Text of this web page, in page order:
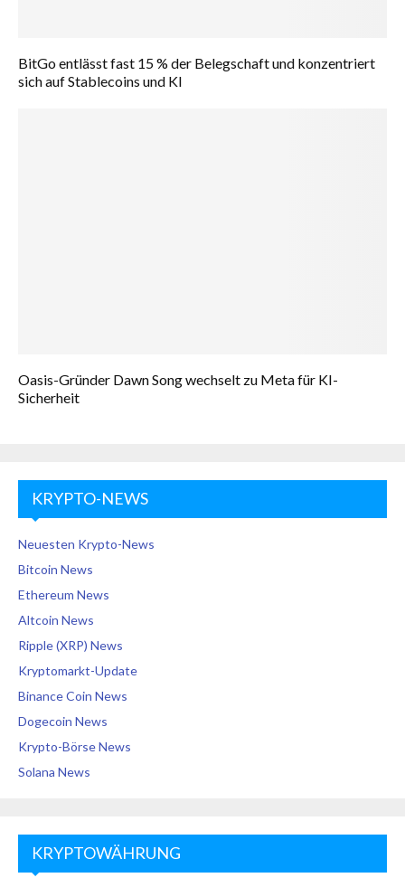
BitGo entlässt fast 15 % der Belegschaft und konzentriert
sich auf Stablecoins und KI
Oasis-Gründer Dawn Song wechselt zu Meta für KI-
Sicherheit
KRYPTO-NEWS
Neuesten Krypto-News
Bitcoin News
Ethereum News
Altcoin News
Ripple (XRP) News
Kryptomarkt-Update
Binance Coin News
Dogecoin News
Krypto-Börse News
Solana News
KRYPTOWÄHRUNG